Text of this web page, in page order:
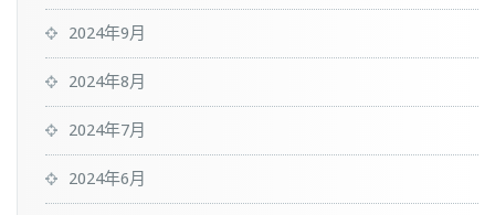
2024年9月
2024年8月
2024年7月
2024年6月